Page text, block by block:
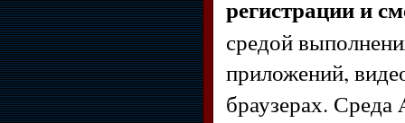
регистрации и
средой
приложений,
браузерах. Среда